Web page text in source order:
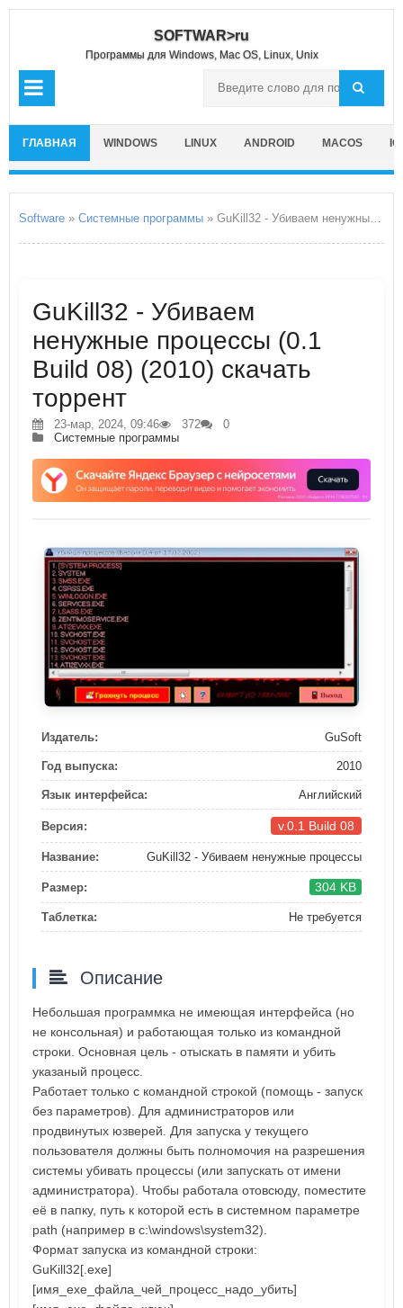
SOFTWAR>ru
Программы для Windows, Mac OS, Linux, Unix
ГЛАВНАЯ WINDOWS LINUX ANDROID MACOS
Software » Системные программы » GuKill32 - Убиваем ненужные процессы
GuKill32 - Убиваем
ненужные процессы (0.1
Build 08) (2010) скачать
торрент
23-мар, 2024, 09:46 372
0
Системные программы
Издатель: GuSoft
Год выпуска: 2010
Язык интерфейса: Английский
Версия: v.0.1 Build 08
Название: GuKill32 - Убиваем ненужные процессы
Размер: 304 KB
Таблетка: Не требуется
Описание
Небольшая программка не имеющая интерфейса (но
не консольная) и работающая только из командной
строки. Основная цель - отыскать в памяти и убить
указаный процесс.
Работает только с командной строкой (помощь - запуск
без параметров). Для администраторов или
продвинутых юзверей. Для запуска у текущего
пользователя должны быть полномочия на разрешения
системы убивать процессы (или запускать от имени
администратора). Чтобы работала отовсюду, поместите
её в папку, путь к которой есть в системном параметре
path (например в c:\windows\system32).
Формат запуска из командной строки:
GuKill32[.exe]
[имя_exe_файла_чей_процесс_надо_убить]